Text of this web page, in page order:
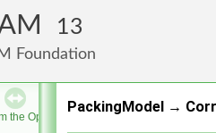
13
Foundation
the OpenFOAM Foundation
PackingModel →